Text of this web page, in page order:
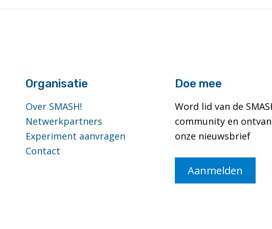
Organisatie
Over SMASH!
Netwerkpartners
Experiment aanvragen
Contact
Doe mee
Word lid van de
community en
onze nieuwsbrief
Aanmelden